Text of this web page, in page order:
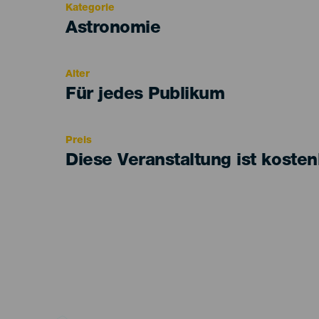
Kategorie
Categoría
Astronomie
Alter
Edad
Für jedes Publikum
Preis
Diese Veranstaltung ist